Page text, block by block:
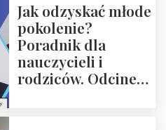
Jak odzyskać młode
pokolenie?
Poradnik dla
nauczycieli i
rodziców. Odcinek